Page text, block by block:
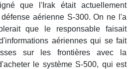
que l'Irak était actuellement
aérienne S-300. On ne l'a
que le responsable faisait
aériennes qui se fait
sur les frontières avec la
le système S-500, qui est